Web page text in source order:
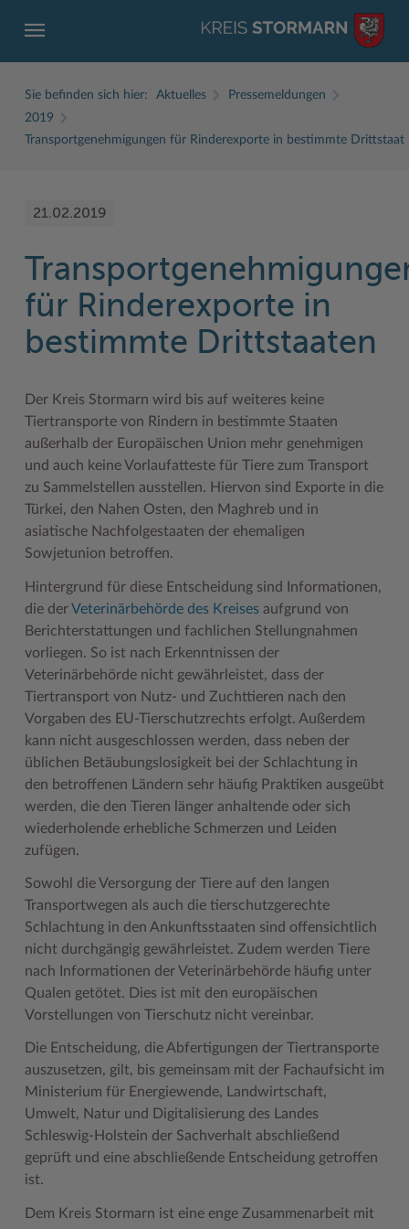
Ämter, Einrichtungen
Führerscheine
Formulare & Dokumente
Geodatenportale (Kreiskarte)
Kfz-Zulassung
Lebenslagen
Lexikon
Publikationen
Wo Sie uns finden
Zuständigkeitsfinder SH ↗
Amtliche Bekanntmachungen
Baustellen in Stormarn
Bildungskommune
Fotoarchiv
Hitzeschutz
Kreistag Sitzungskalender
Newsletter
Pressemeldungen
Social Media
Stormarninfo
Termine
Ukrainehilfe
Woche der Seelischen Gesundheit
#MeinStormarn
Karrieretag
Interessantes in und aus Stormarn
Kreis Stormarn Porträt
Kreiskarte
Kreispräsident
Kreistag und Ausschüsse
Kreisverwaltung
Sonderbereiche
Stabsbereiche
Städte und Gemeinden
Wappen und Geschichte
Wappenrolle
Was ist ein Kreis?
Zahlen, Daten, Fakten
Ausbildung beim Kreis Stormarn
Ihre Bewerbung
Initiativbewerbungen Verwaltung
Offene Stellen
Praktika und FSJ
Wen wir suchen
Beruf und Familie im Hansebelt
EG-Dienstleistungsrichtlinie (EG-DLRL)
Handwerk für nachhaltiges Wirtschaften
Klimaschutz beim Kreis Stormarn
Projekt e-Gewerbe
Wirtschafts- und Aufbaugesellschaft Stormarn
BahnRadWege
Herrenhäuser
Kultur
Kulturelle Einrichtungen
Museen
Radwandern
Lieblingsplätze in der Metropolregion
Termine und Veranstaltungen
Tourismus
Vereine und Gruppen
Wälder und Moore
Sie befinden sich hier: Aktuelles
Pressemeldungen
2019
Transportgenehmigungen für Rinderexporte in bestimmte Drittstaat
21.02.2019
für Rinderexporte in
bestimmte Drittstaaten
Der Kreis Stormarn wird bis auf weiteres keine
Tiertransporte von Rindern in bestimmte Staaten
außerhalb der Europäischen Union mehr genehmigen
und auch keine Vorlaufatteste für Tiere zum Transport
zu Sammelstellen ausstellen. Hiervon sind Exporte in die
Türkei, den Nahen Osten, den Maghreb und in
asiatische Nachfolgestaaten der ehemaligen
Sowjetunion betroffen.
Hintergrund für diese Entscheidung sind Informationen,
die derVeterinärbehörde des Kreisesaufgrund von
Berichterstattungen und fachlichen Stellungnahmen
vorliegen. So ist nach Erkenntnissen der
Veterinärbehörde nicht gewährleistet, dass der
Tiertransport von Nutz- und Zuchttieren nach den
Vorgaben des EU-Tierschutzrechts erfolgt. Außerdem
kann nicht ausgeschlossen werden, dass neben der
üblichen Betäubungslosigkeit bei der Schlachtung in
den betroffenen Ländern sehr häufig Praktiken ausgeübt
werden, die den Tieren länger anhaltende oder sich
wiederholende erhebliche Schmerzen und Leiden
zufügen.
Sowohl die Versorgung der Tiere auf den langen
Transportwegen als auch die tierschutzgerechte
Schlachtung in den Ankunftsstaaten sind offensichtlich
nicht durchgängig gewährleistet. Zudem werden Tiere
nach Informationen der Veterinärbehörde häufig unter
Qualen getötet. Dies ist mit den europäischen
Vorstellungen von Tierschutz nicht vereinbar.
Die Entscheidung, die Abfertigungen der Tiertransporte
auszusetzen, gilt, bis gemeinsam mit der Fachaufsicht im
Ministerium für Energiewende, Landwirtschaft,
Umwelt, Natur und Digitalisierung des Landes
Schleswig-Holstein der Sachverhalt abschließend
geprüft und eine abschließende Entscheidung getroffen
ist.
Dem Kreis Stormarn ist eine enge Zusammenarbeit mit